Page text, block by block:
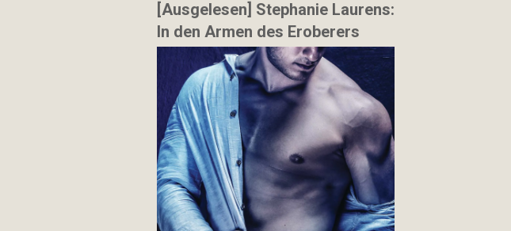
[Ausgelesen] Stephanie Laurens:
In den Armen des Eroberers